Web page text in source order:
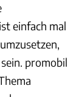
einfach mal
promobil